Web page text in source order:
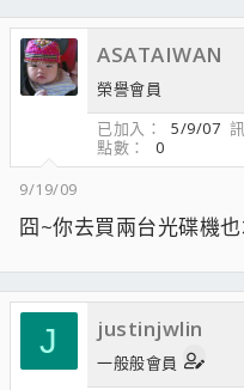
ASATAIWAN
榮譽會員
已加入
5/9/07
點數
0
9/19/09
囧~你去買兩台光碟機
J justinjwlin
一般般會員